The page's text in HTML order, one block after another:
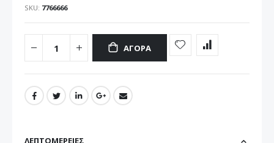
SKU 7766666
ΑΓΟΡΆ
ΛΕΠΤΟΜΈΡΕΙΕΣ